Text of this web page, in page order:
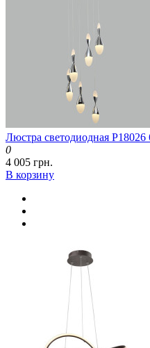
Люстра светодиодная P18026
0
4 005 грн.
В корзину